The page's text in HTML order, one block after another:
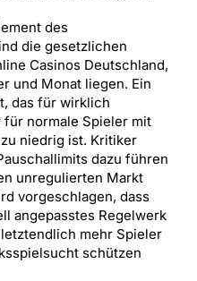
des
die gesetzlichen
Casinos Deutschland,
und Monat liegen. Ein
das für wirklich
normale Spieler mit
niedrig ist. Kritiker
dazu führen
unregulierten Markt
vorgeschlagen, dass
angepasstes Regelwerk
mehr Spieler
schützen